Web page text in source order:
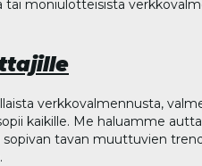
tai moniulotteisista
verkkovalmennusta,
kaikille. Me haluamme
sopivan tavan muuttuvien